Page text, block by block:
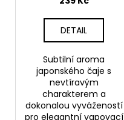
DETAIL
Subtilní aroma
japonského čaje s
nevtíravým
charakterem a
dokonalou vyvážeností
pro elegantní vapovací